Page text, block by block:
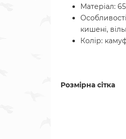
Матеріал:
кишені,
Колір:
Розмірна сітка